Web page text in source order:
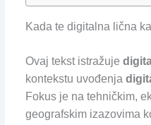
Kada te digitalna lična
Ovaj tekst istražuje
kontekstu uvođenja
Fokus je na tehničkim,
geografskim izazovima